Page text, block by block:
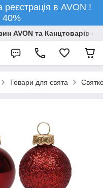
в AVON !
40%
AVON та Канцтоварів
Товари для свята